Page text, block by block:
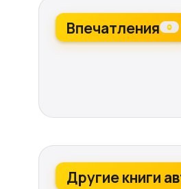
Впечатления 0
Другие книги